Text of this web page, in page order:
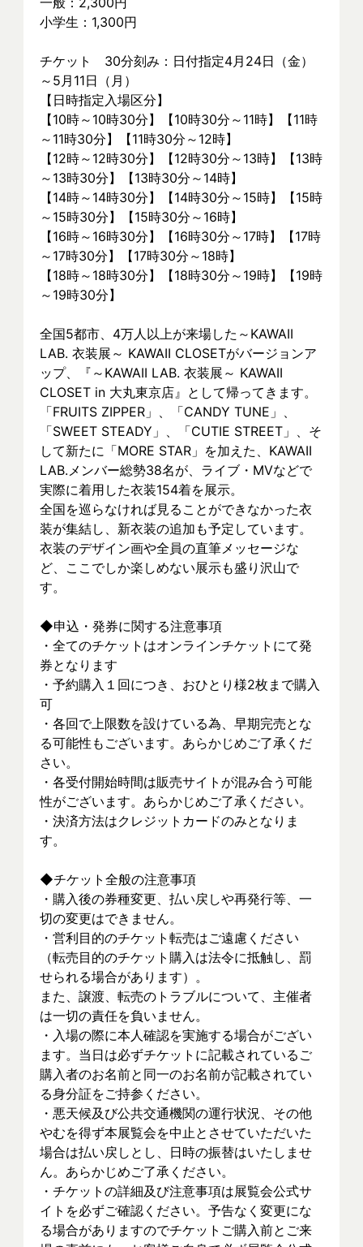
小学生：1,300円
チケット　30分刻み：日付指定4月24日（金）
～5月11日（月）
【日時指定入場区分】
【10時～10時30分】【10時30分～11時】【11時
～11時30分】【11時30分～12時】
【12時～12時30分】【12時30分～13時】【13時
～13時30分】【13時30分～14時】
【14時～14時30分】【14時30分～15時】【15時
～15時30分】【15時30分～16時】
【16時～16時30分】【16時30分～17時】【17時
～17時30分】【17時30分～18時】
【18時～18時30分】【18時30分～19時】【19時
～19時30分】
全国5都市、4万⼈以上が来場した～KAWAII
LAB. 衣装展～ KAWAII CLOSETがバージョンア
ップ、『～KAWAII LAB. 衣装展～ KAWAII
CLOSET in 大丸東京店』として帰ってきます。
「FRUITS ZIPPER」、「CANDY TUNE」、
「SWEET STEADY」、「CUTIE STREET」、そ
して新たに「MORE STAR」を加えた、KAWAII
LAB.メンバー総勢38名が、ライブ・MVなどで
実際に着⽤した衣装154着を展示。
全国を巡らなければ見ることができなかった衣
装が集結し、新⾐装の追加も予定しています。
衣装のデザイン画や全員の直筆メッセージな
ど、ここでしか楽しめない展示も盛り沢山で
す。
◆申込・発券に関する注意事項
・全てのチケットはオンラインチケットにて発
券となります
・予約購入１回につき、おひとり様2枚まで購入
可
・各回で上限数を設けている為、早期完売とな
る可能性もございます。あらかじめご了承くだ
さい。
・各受付開始時間は販売サイトが混み合う可能
性がございます。あらかじめご了承ください。
・決済方法はクレジットカードのみとなりま
す。
◆チケット全般の注意事項
・購入後の券種変更、払い戻しや再発行等、一
切の変更はできません。
・営利目的のチケット転売はご遠慮ください
（転売目的のチケット購入は法令に抵触し、罰
せられる場合があります）。
また、譲渡、転売のトラブルについて、主催者
は一切の責任を負いません。
・入場の際に本人確認を実施する場合がござい
ます。当日は必ずチケットに記載されているご
購入者のお名前と同一のお名前が記載されてい
る身分証をご持参ください。
・悪天候及び公共交通機関の運行状況、その他
やむを得ず本展覧会を中止とさせていただいた
場合は払い戻しとし、日時の振替はいたしませ
ん。あらかじめご了承ください。
・チケットの詳細及び注意事項は展覧会公式サ
イトを必ずご確認ください。予告なく変更にな
る場合がありますのでチケットご購入前とご来